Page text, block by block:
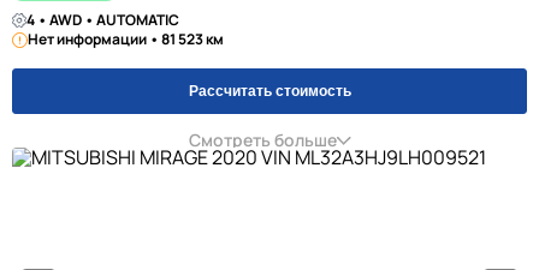
4 • AWD • AUTOMATIC
Нет информации • 81 523 км
Рассчитать стоимость
Смотреть больше